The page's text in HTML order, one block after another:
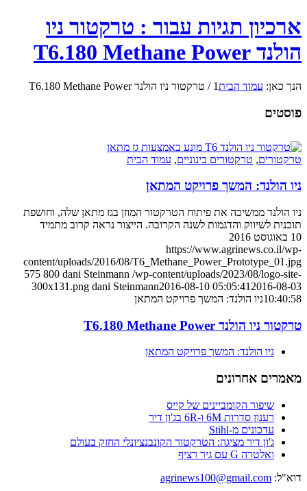
ארכיון תגיות עבור : טרקטור ניו
הולנד T6.180 Methane Power
הנך כאן: עמוד הבית1
/ טרקטור ניו הולנד T6.180 Methane Power
פוסטים
טרקטורים, טרקטורים בינוניים, עמוד הבית
ניו הולנד: המשך פרויקט המתאן
ניו הולנד ממשיכה את פיתוח הטרקטור המוזן בגז מתאן שלה, וחושפת
תוכנית לשיווק והדגמות לשנה הקרובה. הייצור נראה קרוב מתמיד
10 באוגוסט 2016
https://www.agrinews.co.il/wp-
content/uploads/2016/08/T6_Methane_Power_Prototype_01.jpg
575 800 dani Steinmann /wp-content/uploads/2023/08/logo-site-
300x131.png dani Steinmann2016-08-10 05:05:41 2016-08-03
10:40:58ניו הולנד: המשך פרויקט המתאן
טרקטור ניו הולנד T6.180 Methane Power
ניו הולנד: המשך פרויקט המתאן
מאמרים אחרונים
שיפור הקומביינים של קייס
רענון סדרות 6M ו-6R בג'ון דיר
עדכונים מ-Stihl
ג'ון דיר מציגה: הטרקטור הקונבנציונלי החזק בעולם
ואלטרה G עם גיר רציף
דוא"ל: agrinews100@gmail.com